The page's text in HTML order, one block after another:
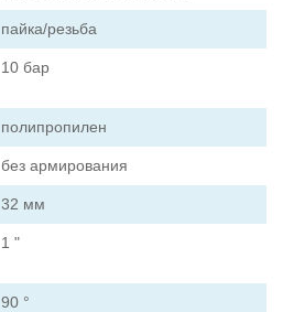
пайка/резьба
10 бар
полипропилен
без армирования
32 мм
1 "
90 °